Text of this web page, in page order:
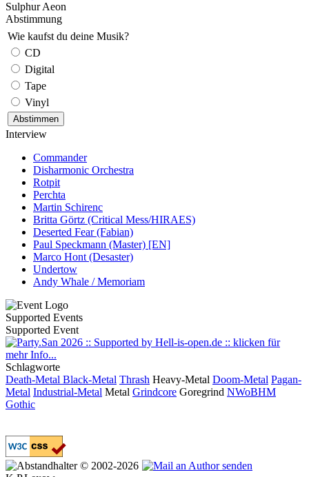
Sulphur Aeon
Abstimmung
Wie kaufst du deine Musik?
CD
Digital
Tape
Vinyl
Interview
Commander
Disharmonic Orchestra
Rotpit
Perchta
Martin Schirenc
Britta Görtz (Critical Mess/HIRAES)
Deserted Fear (Fabian)
Paul Speckmann (Master) [EN]
Marco Hont (Desaster)
Undertow
Andy Whale / Memoriam
Supported Events
Supported Event
Schlagworte
Death-Metal Black-Metal Thrash Heavy-Metal Doom-Metal Pagan-
Metal Industrial-Metal Metal Grindcore Goregrind NWoBHM
Gothic
© 2002-2026